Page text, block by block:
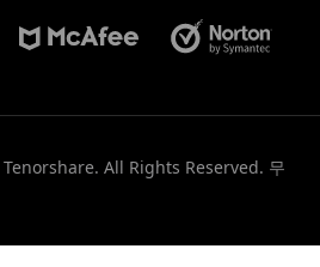
All Rights Reserved. 무